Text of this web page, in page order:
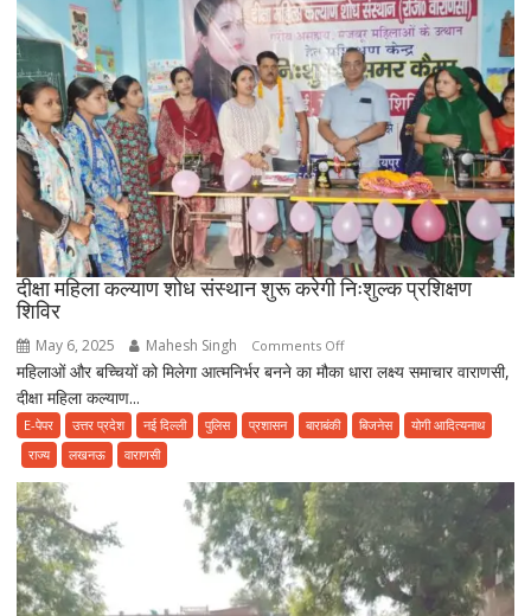
देते
खून
पसीने
की
रकम
दीक्षा महिला कल्याण शोध संस्थान शुरू करेगी निःशुल्क प्रशिक्षण
शिविर
May 6, 2025 Mahesh Singh Comments Offon
दीक्षा
कल्याण
करेगी
निःशुल्क
प्रशिक्षण
शिविर
महिलाओं और बच्चियों को मिलेगा आत्मनिर्भर बनने का मौका धारा लक्ष्य समाचार वाराणसी,
दीक्षा महिला कल्याण...
E-पेपर उत्तर प्रदेश नई दिल्ली पुलिस प्रशासन बाराबंकी बिजनेस
योगी आदित्यनाथ
राज्य
लखनऊ वाराणसी